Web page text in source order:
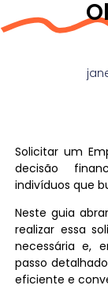
Solicitar um
decisão
indivíduos que
Neste guia
realizar essa
necessária e,
passo
eficiente e